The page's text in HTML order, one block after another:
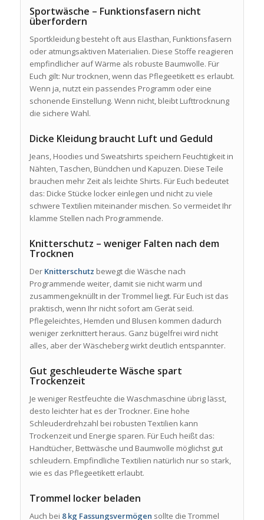
Sportwäsche – Funktionsfasern nicht
überfordern
Sportkleidung besteht oft aus Elasthan, Funktionsfasern
oder atmungsaktiven Materialien. Diese Stoffe reagieren
empfindlicher auf Wärme als robuste Baumwolle. Für
Euch gilt: Nur trocknen, wenn das Pflegeetikett es erlaubt.
Wenn ja, nutzt ein passendes Programm oder eine
schonende Einstellung. Wenn nicht, bleibt Lufttrocknung
die sichere Wahl.
Dicke Kleidung braucht Luft und Geduld
Jeans, Hoodies und Sweatshirts speichern Feuchtigkeit in
Nähten, Taschen, Bündchen und Kapuzen. Diese Teile
brauchen mehr Zeit als leichte Shirts. Für Euch bedeutet
das: Dicke Stücke locker einlegen und nicht zu viele
schwere Textilien miteinander mischen. So vermeidet Ihr
klamme Stellen nach Programmende.
Knitterschutz – weniger Falten nach dem
Trocknen
Der Knitterschutz bewegt die Wäsche nach
Programmende weiter, damit sie nicht warm und
zusammengeknüllt in der Trommel liegt. Für Euch ist das
praktisch, wenn Ihr nicht sofort am Gerät seid.
Pflegeleichtes, Hemden und Blusen kommen dadurch
weniger zerknittert heraus. Ganz bügelfrei wird nicht
alles, aber der Wäscheberg wirkt deutlich entspannter.
Gut geschleuderte Wäsche spart
Trockenzeit
Je weniger Restfeuchte die Waschmaschine übrig lässt,
desto leichter hat es der Trockner. Eine hohe
Schleuderdrehzahl bei robusten Textilien kann
Trockenzeit und Energie sparen. Für Euch heißt das:
Handtücher, Bettwäsche und Baumwolle möglichst gut
schleudern. Empfindliche Textilien natürlich nur so stark,
wie es das Pflegeetikett erlaubt.
Trommel locker beladen
Auch bei 8 kg Fassungsvermögen sollte die Trommel